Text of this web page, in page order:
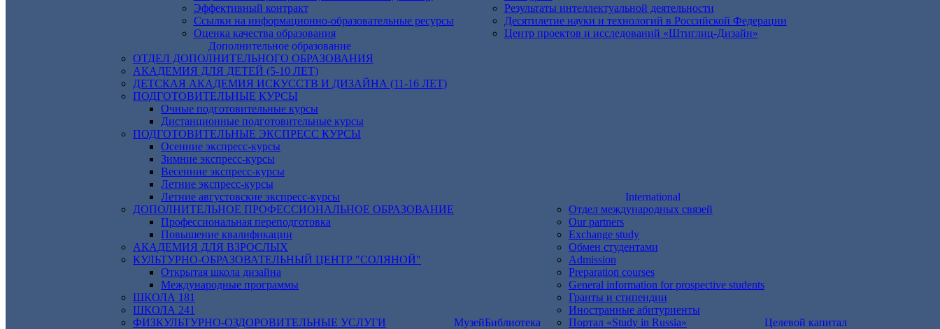
Эффективный контракт
Ссылки на информационно-образовательные ресурсы
Оценка качества образования
Результаты интеллектуальной деятельности
Десятилетие науки и технологий в Российской Федерации
Центр проектов и исследований «Штиглиц-Дизайн»
Дополнительное образование
ОТДЕЛ ДОПОЛНИТЕЛЬНОГО ОБРАЗОВАНИЯ
АКАДЕМИЯ ДЛЯ ДЕТЕЙ (5-10 ЛЕТ)
ДЕТСКАЯ АКАДЕМИЯ ИСКУССТВ И ДИЗАЙНА (11-16 ЛЕТ)
ПОДГОТОВИТЕЛЬНЫЕ КУРСЫ
Очные подготовительные курсы
Дистанционные подготовительные курсы
ПОДГОТОВИТЕЛЬНЫЕ ЭКСПРЕСС КУРСЫ
Осенние экспресс-курсы
Зимние экспресс-курсы
Весенние экспресс-курсы
Летние экспресс-курсы
Летние августовские экспресс-курсы
ДОПОЛНИТЕЛЬНОЕ ПРОФЕССИОНАЛЬНОЕ ОБРАЗОВАНИЕ
Профессиональная переподготовка
Повышение квалификации
АКАДЕМИЯ ДЛЯ ВЗРОСЛЫХ
КУЛЬТУРНО-ОБРАЗОВАТЕЛЬНЫЙ ЦЕНТР "СОЛЯНОЙ"
Открытая школа дизайна
Международные программы
ШКОЛА 181
ШКОЛА 241
ФИЗКУЛЬТУРНО-ОЗДОРОВИТЕЛЬНЫЕ УСЛУГИ
МузейБиблиотека
International
Отдел международных связей
Our partners
Exchange study
Обмен студентами
Admission
Preparation courses
General information for prospective students
Гранты и стипендии
Иностранные абитуриенты
Портал «Study in Russia»
Целевой капитал